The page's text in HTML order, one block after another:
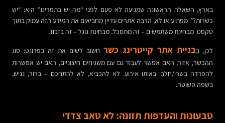
בארץ, השאלה הראשונה שמגיעה לא פעם לפני “מה יש בתפריט” היא: “יש
כשרות?”. מפתיע או לא, הרבה אתרים עדיין מחביאים את המידע הזה עמוק בתוך
טקסט. מבחינת משתמשים – זה מתסכל. מבחינת גוגל – זה בזבוז.
לכן, בבניית אתר קייטרינג כשר חשוב לשים את זה בפרונט: סוג
ההכשר, אזור, האם אפשר לעבוד גם עם משגיחים חיצוניים, האם יש אפשרות
להפרדה בשרי/חלבי באותו אירוע. לא להכביא, לא להתחכם – ברור, נגיש,
בשפה פשוטה.
טבעונות והעדפות תזונה: לא טאב צדדי